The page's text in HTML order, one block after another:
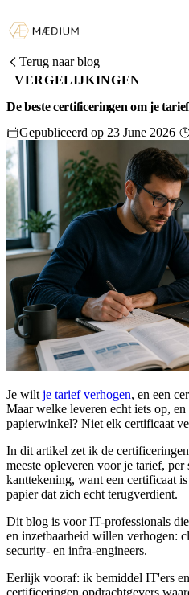
Terug naar blog
VERGELIJKINGEN
De beste certificeringen om je
Gepubliceerd op 23 June 2026
Je wilt je tarief verhogen, en een
Maar welke leveren echt iets op,
papierwinkel? Niet elk certificaat
In dit artikel zet ik de
meeste opleveren voor je tarief,
kanttekening, want een certificaat
papier dat zich echt terugverdient.
Dit blog is voor IT-professionals
en inzetbaarheid willen verhogen:
security- en infra-engineers.
Eerlijk vooraf: ik bemiddel IT'ers
certificeringen opdrachtgevers